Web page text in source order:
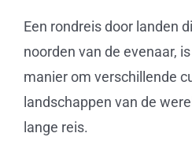
Een rondreis door landen
noorden van de evenaar,
manier om verschillende
landschappen van de
lange reis.